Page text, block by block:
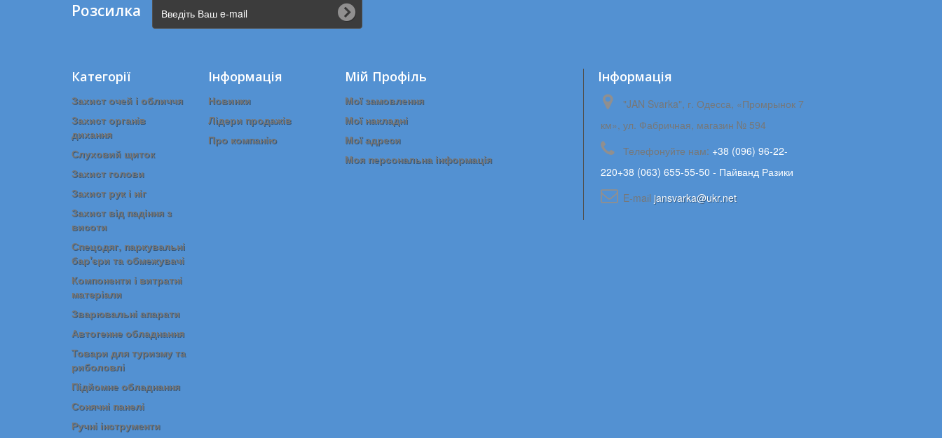
Розсилка
Категорії
Захист очей і обличчя
Захист органів
дихання
Слуховий щиток
Захист голови
Захист рук і ніг
Захист від падіння з
висоти
Спецодяг, паркувальні
бар'єри та обмежувачі
Компоненти і витратні
матеріали
Зварювальні апарати
Автогенне обладнання
Товари для туризму та
риболовлі
Підйомне обладнання
Сонячні панелі
Ручні інструменти
Інформація
Новинки
Лідери продажів
Про компанію
Мій Профіль
Мої замовлення
Мої накладні
Мої адреси
Моя персональна інформація
Iнформація
"JAN Svarka", г. Одесса, «Промрынок 7
км», ул. Фабричная, магазин № 594
Телефонуйте нам: +38 (096) 96-22-
220+38 (063) 655-55-50 - Пайванд Разики
E-maіl jansvarka@ukr.net